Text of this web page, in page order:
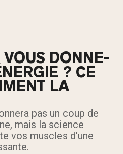
DONNE-
? CE
LA
pas un coup de
mais la science
vos muscles d'une